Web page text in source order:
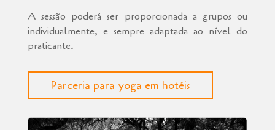
A sessão poderá ser proporcionada a grupos ou
individualmente, e sempre adaptada ao nível do
praticante.
Parceria para yoga em hotéis